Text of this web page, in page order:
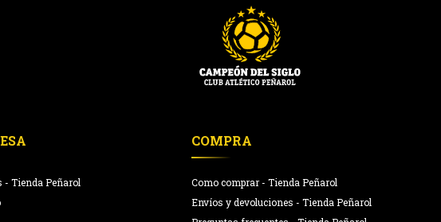
- Tienda Peñarol
COMPRA
Como comprar - Tienda Peñarol
Envíos y devoluciones - Tienda Peñarol